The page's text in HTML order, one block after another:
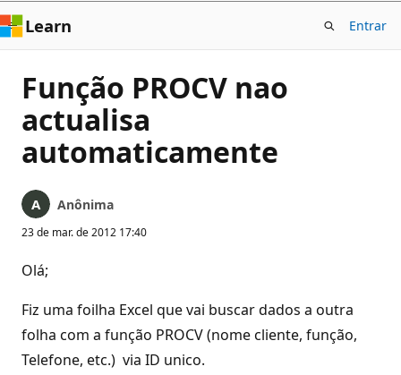
Learn Entrar
Função PROCV nao
actualisa
automaticamente
Anônima
23 de mar. de 2012 17:40
Olá;
Fiz uma foilha Excel que vai buscar dados a outra
folha com a função PROCV (nome cliente, função,
Telefone, etc.) via ID unico.